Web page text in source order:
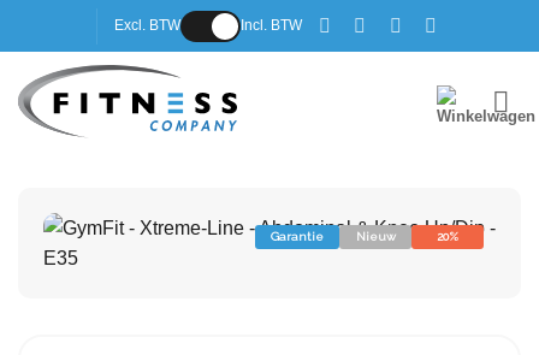
inhoud
Excl. BTW Incl. BTW
Garantie Nieuw 20%